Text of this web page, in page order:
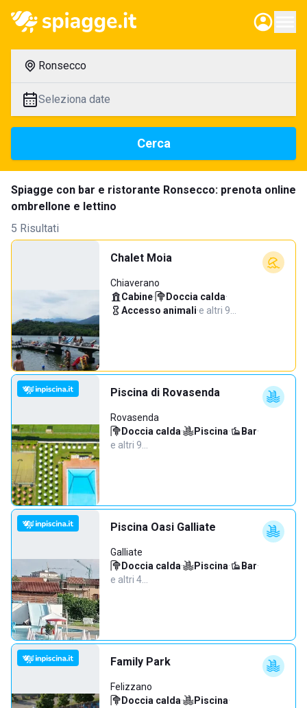
Ronsecco
Seleziona date
Cerca
Spiagge con bar e ristorante Ronsecco: prenota online
ombrellone e lettino
5 Risultati
Chalet Moia
Chiaverano
Cabine· Doccia calda·
Accesso animali·e altri 9…
Piscina di Rovasenda
Rovasenda
Doccia calda· Piscina· Bar·
e altri 9…
Piscina Oasi Galliate
Galliate
Doccia calda· Piscina· Bar·
e altri 4…
Family Park
Felizzano
Doccia calda· Piscina·